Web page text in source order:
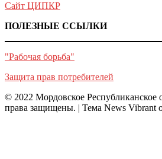
Сайт ЦИПКР
ПОЛЕЗНЫЕ ССЫЛКИ
"Рабочая борьба"
Защита прав потребителей
© 2022 Мордовское
права защищены. | Тема News Vibrant